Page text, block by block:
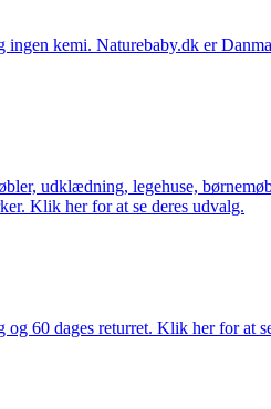
kemi. Naturebaby.dk er
udklædning, legehuse,
Klik her for at se deres udvalg.
60 dages returret. Klik her for at